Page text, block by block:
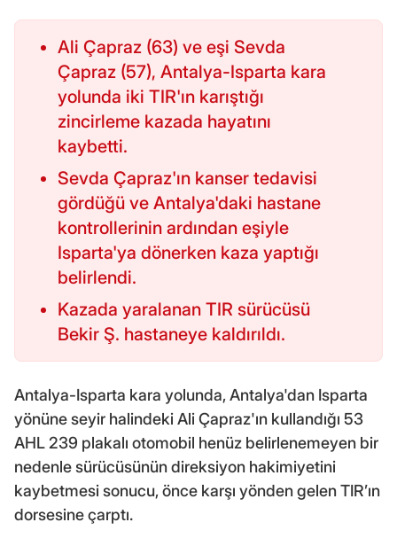
Ali Çapraz (63) ve eşi Sevda
Çapraz (57), Antalya-Isparta kara
yolunda iki TIR'ın karıştığı
zincirleme kazada hayatını
kaybetti.
Sevda Çapraz'ın kanser tedavisi
gördüğü ve Antalya'daki hastane
kontrollerinin ardından eşiyle
Isparta'ya dönerken kaza yaptığı
belirlendi.
Kazada yaralanan TIR sürücüsü
Bekir Ş. hastaneye kaldırıldı.
Antalya-Isparta kara yolunda, Antalya'dan Isparta
yönüne seyir halindeki Ali Çapraz'ın kullandığı 53
AHL 239 plakalı otomobil henüz belirlenemeyen bir
nedenle sürücüsünün direksiyon hakimiyetini
kaybetmesi sonucu, önce karşı yönden gelen TIR’ın
dorsesine çarptı.